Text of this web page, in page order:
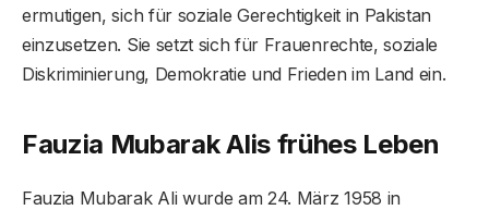
ermutigen, sich für soziale Gerechtigkeit in Pakistan
einzusetzen. Sie setzt sich für Frauenrechte, soziale
Diskriminierung, Demokratie und Frieden im Land ein.
Fauzia Mubarak Alis frühes Leben
Fauzia Mubarak Ali wurde am 24. März 1958 in